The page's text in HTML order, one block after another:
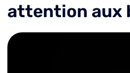
attention aux